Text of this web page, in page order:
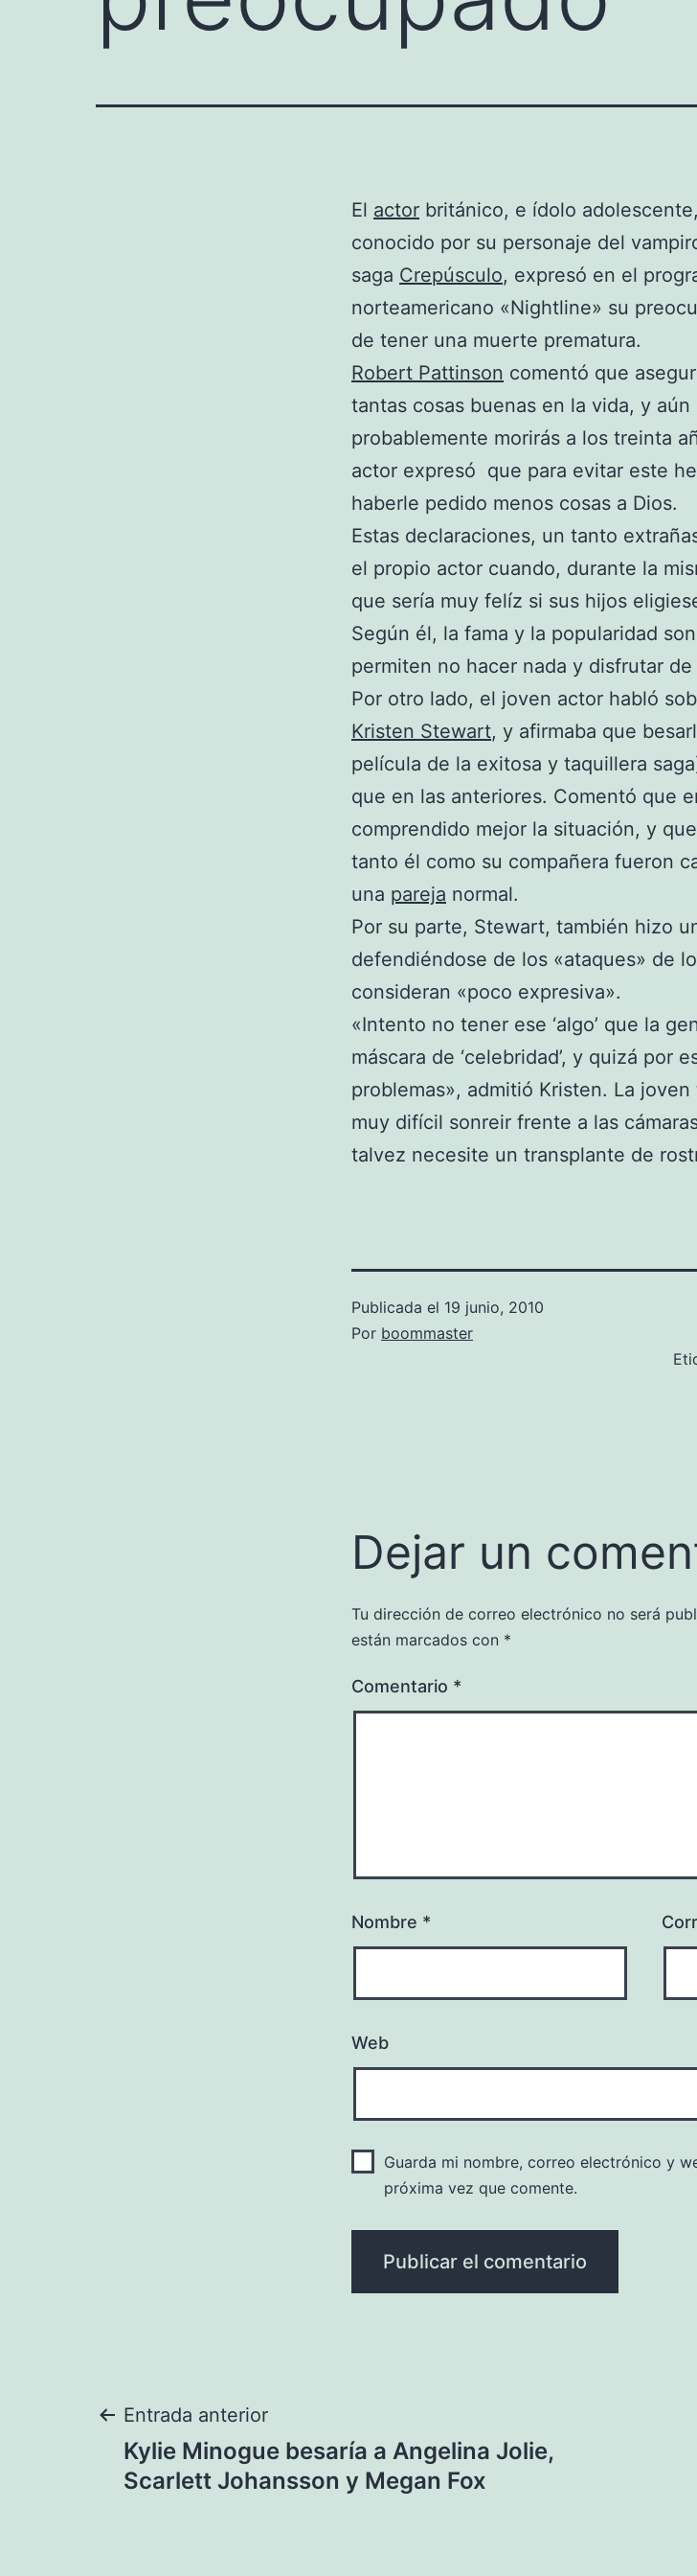
El actor británico, e ídolo
conocido por su personaje del
saga Crepúsculo, expresó en el
norteamericano «Nightline» su
de tener una muerte prematura.
Robert Pattinson comentó que
tantas cosas buenas en la vida, y
probablemente morirás a los treinta
actor expresó que para evitar este
haberle pedido menos cosas a Dios.
Estas declaraciones, un tanto
el propio actor cuando, durante la
que sería muy felíz si sus hijos
Según él, la fama y la popularidad
permiten no hacer nada y disfrutar de
Por otro lado, el joven actor habló
Kristen Stewart, y afirmaba que
película de la exitosa y taquillera
que en las anteriores. Comentó que
comprendido mejor la situación, y
tanto él como su compañera fueron
una pareja normal.
Por su parte, Stewart, también hizo
defendiéndose de los «ataques» de
consideran «poco expresiva».
«Intento no tener ese ‘algo’ que la
máscara de ‘celebridad’, y quizá por
problemas», admitió Kristen. La
muy difícil sonreir frente a las
talvez necesite un transplante de
Publicada el 19 junio, 2010
Por boommaster
Dejar un
Tu dirección de correo electrónico no será
están marcados con *
Comentario *
Nombre *
Web
Guarda mi nombre, correo electrónico y
próxima vez que comente.
Navegación
de
Entrada anterior
Kylie Minogue besaría a Angelina Jolie,
Scarlett Johansson y Megan Fox